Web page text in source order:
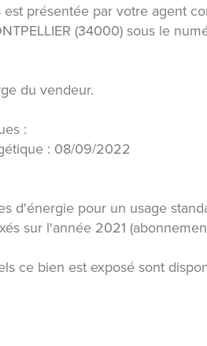
présentée par votre agent
(34000) sous le
du vendeur.
:
: 08/09/2022
d'énergie pour un usage
sur l'année 2021
ce bien est exposé sont